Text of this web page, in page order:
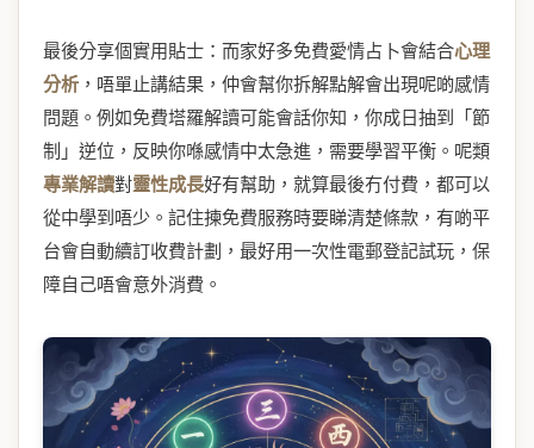
最後分享個實用貼士：而家好多免費愛情占卜會結合心理
分析 ，唔單止講結果，仲會幫你拆解點解會出現呢啲感情
問題。例如免費塔羅解讀可能會話你知，你成日抽到「節
制」逆位，反映你喺感情中太急進，需要學習平衡。呢類
專業解讀對靈性成長好有幫助，就算最後冇付費，都可以
從中學到唔少。記住揀免費服務時要睇清楚條款，有啲平
台會自動續訂收費計劃，最好用一次性電郵登記試玩，保
障自己唔會意外消費。